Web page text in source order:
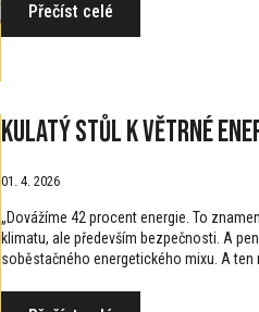
Přečíst celé
Kulatý stůl k větrné
01. 4. 2026
„Dovážíme 42 procent energie. To
klimatu, ale především bezpečnosti. A
soběstačného energetického mixu. A ten